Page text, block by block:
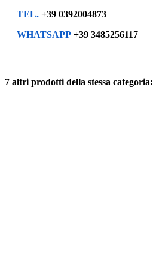
TEL. +39 0392004873
WHATSAPP +39 3485256117
7 altri prodotti della stessa categoria: